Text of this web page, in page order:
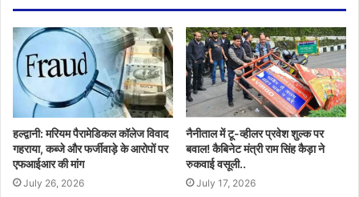
हल्द्वानी: मरियम पैरामेडिकल कॉलेज विवाद
गहराया, कब्जे और फर्जीवाड़े के आरोपों पर
एफआईआर की मांग
July 26, 2026
नैनीताल में टू-व्हीलर प्रवेश शुल्क पर
बवाल! कैबिनेट मंत्री राम सिंह कैड़ा ने
रुकवाई वसूली..
July 17, 2026